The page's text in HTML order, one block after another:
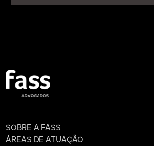
SOBRE A FASS
ÁREAS DE ATUAÇÃO